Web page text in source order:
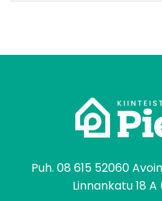
Puh. 08 615 52060
Linnankatu 18 A